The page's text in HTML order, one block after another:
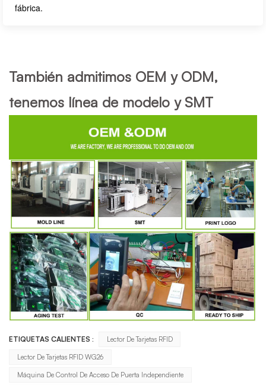
fábrica.
También admitimos OEM y ODM,
tenemos línea de modelo y SMT
ETIQUETAS CALIENTES : Lector De Tarjetas RFID
Lector De Tarjetas RFID WG26
Máquina De Control De Acceso De Puerta Independiente